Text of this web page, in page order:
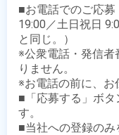
■お電話でのご応募
19:00／土日祝日
と同じ。）
※公衆電話・発信
りません。
※お電話の前に、お
■「応募する」ボタ
す。
■当社への登録の